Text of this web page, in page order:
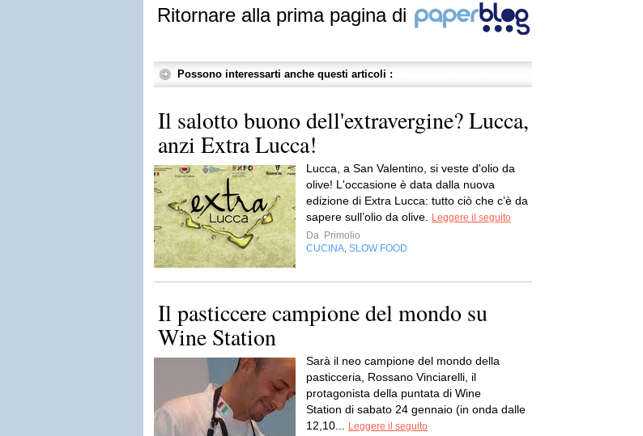
Ritornare alla prima pagina di
Possono interessarti anche questi articoli :
Il salotto buono dell'extravergine? Lucca,
anzi Extra Lucca!
Lucca, a San Valentino, si veste d'olio da
olive! L'occasione è data dalla nuova
edizione di Extra Lucca: tutto ciò che c’è da
sapere sull’olio da olive.
Leggere il seguito
Da Primolio
CUCINA SLOW FOOD
Il pasticcere campione del mondo su
Wine Station
Sarà il neo campione del mondo della
pasticceria, Rossano Vinciarelli, il
protagonista della puntata di Wine
Station di sabato 24 gennaio (in onda dalle
12,10...
Leggere il seguito